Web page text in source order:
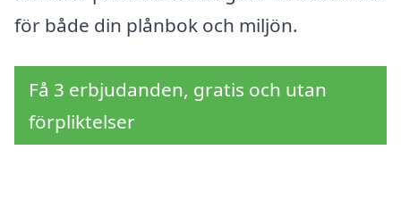
för både din plånbok och miljön.
Få 3 erbjudanden, gratis och utan
förpliktelser